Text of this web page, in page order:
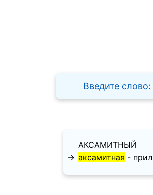
Введите слово:
АКСАМИТНЫЙ
→ аксамитная -